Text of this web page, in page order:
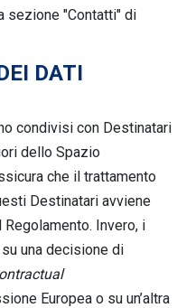
sezione "Contatti" di
DATI
condivisi con Destinatari
dello Spazio
che il trattamento
Destinatari avviene
Invero, i
una decisione di
Europea o su un’altra